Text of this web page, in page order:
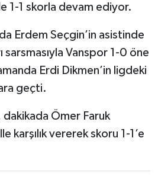
1-1 skorla devam ediyor.
Erdem Seçgin’in asistinde
sarsmasıyla Vanspor 1-0 öne
Erdi Dikmen’in ligdeki
geçti.
Ömer Faruk
karşılık vererek skoru 1-1’e